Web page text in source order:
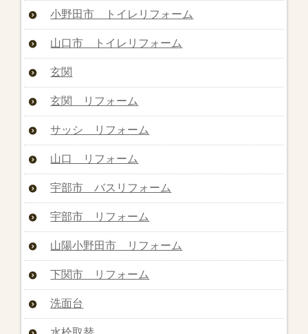
小野田市 トイレリフォーム
山口市 トイレリフォーム
玄関
玄関 リフォーム
サッシ リフォーム
山口 リフォーム
宇部市 バスリフォーム
宇部市 リフォーム
山陽小野田市 リフォーム
下関市 リフォーム
洗面台